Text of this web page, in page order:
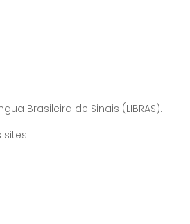
Brasileira de Sinais (LIBRAS).